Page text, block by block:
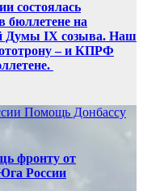
состоялась
бюллетене на
Думы IX созыва. Наш
– и КПРФ
Помощь Донбассу
фронту от
России